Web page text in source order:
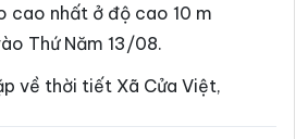
Xã Nam Hải Lăng
Xã Ninh Châu
Xã Phú Trạch
cao nhất ở độ cao 10 m
Thứ Năm 13/08.
về thời tiết Xã Cửa Việt,